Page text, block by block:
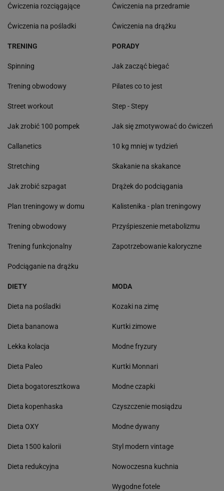
Ćwiczenia rozciągające
Ćwiczenia na pośladki
Ćwiczenia na przedramie
Ćwiczenia na drążku
TRENING
Spinning
Trening obwodowy
Street workout
Jak zrobić 100 pompek
Callanetics
Stretching
Jak zrobić szpagat
Plan treningowy w domu
Trening obwodowy
Trening funkcjonalny
Podciąganie na drążku
PORADY
Jak zacząć biegać
Pilates co to jest
Step - Stepy
Jak się zmotywować do ćwiczeń
10 kg mniej w tydzień
Skakanie na skakance
Drążek do podciągania
Kalistenika - plan treningowy
Przyśpieszenie metabolizmu
Zapotrzebowanie kaloryczne
DIETY
Dieta na pośladki
Dieta bananowa
Lekka kolacja
Dieta Paleo
Dieta bogatoresztkowa
Dieta kopenhaska
Dieta OXY
Dieta 1500 kalorii
Dieta redukcyjna
MODA
Kozaki na zimę
Kurtki zimowe
Modne fryzury
Kurtki Monnari
Modne czapki
Czyszczenie mosiądzu
Modne dywany
Styl modern vintage
Nowoczesna kuchnia
Wygodne fotele